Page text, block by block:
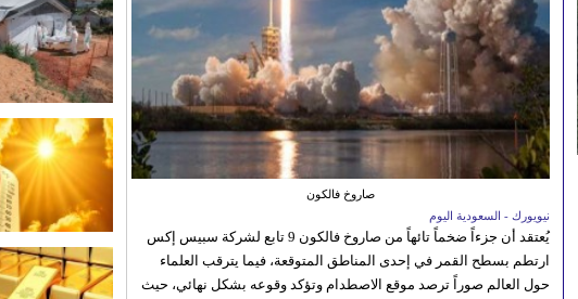
صاروخ فالكون
نيويورك - السعودية اليوم
يُعتقد أن جزءاً ضخماً تائهاً من صاروخ فالكون 9 تابع لشركة سبيس إكس
ارتطم بسطح القمر في إحدى المناطق المتوقعة، فيما يترقب العلماء
حول العالم صوراً ترصد موقع الاصطدام وتؤكد وقوعه بشكل نهائي، حيث